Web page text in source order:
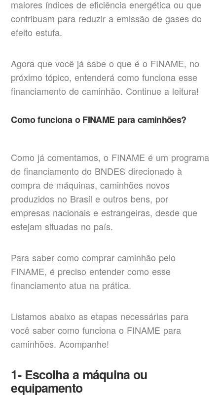
maiores índices de eficiência energética ou que
contribuam para reduzir a emissão de gases do
efeito estufa.
Agora que você já sabe o que é o FINAME, no
próximo tópico, entenderá como funciona esse
financiamento de caminhão. Continue a leitura!
Como funciona o FINAME para caminhões?
Como já comentamos, o FINAME é um programa
de financiamento do BNDES direcionado à
compra de máquinas, caminhões novos
produzidos no Brasil e outros bens, por
empresas nacionais e estrangeiras, desde que
estejam situadas no país.
Para saber como comprar caminhão pelo
FINAME, é preciso entender como esse
financiamento atua na prática.
Listamos abaixo as etapas necessárias para
você saber como funciona o FINAME para
caminhões. Acompanhe!
1- Escolha a máquina ou
equipamento